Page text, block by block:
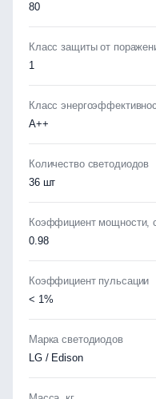
80
Класс защиты от
1
Класс
А++
Количество светодиодов
36 шт
Коэффициент мощности,
0.98
Коэффициент пульсации
< 1%
Марка светодиодов
LG / Edison